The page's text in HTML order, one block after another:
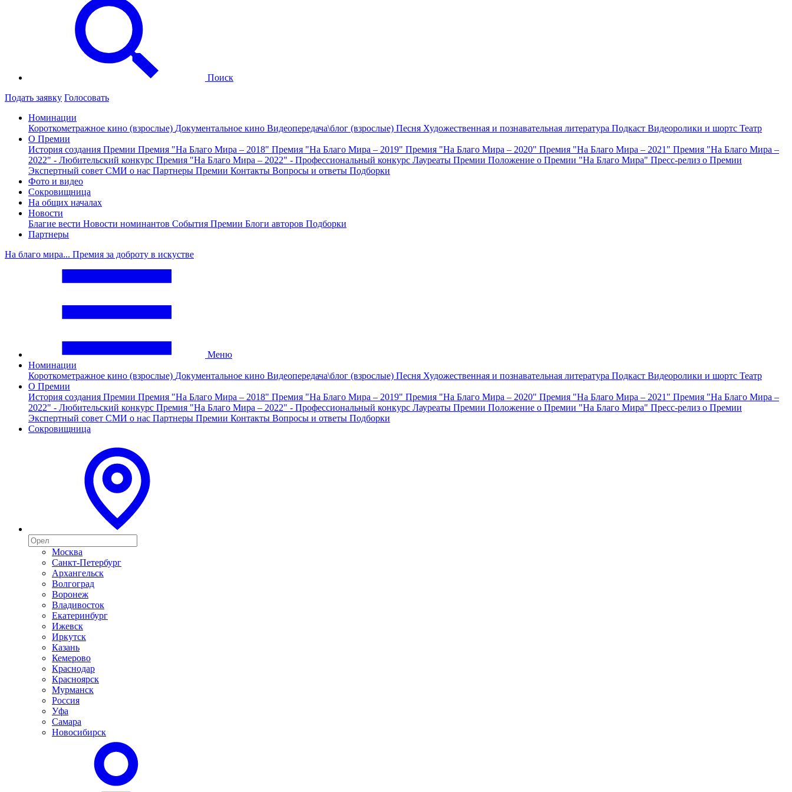
Поиск
Подать заявку Голосовать
Номинации
Короткометражное кино (взрослые) Документальное кино Видеопередача\блог (взрослые) Песня Художественная и познавательная литература Подкаст Видеоролики и шортс Театр
О Премии
История создания Премии Премия "На Благо Мира – 2018" Премия "На Благо Мира – 2019" Премия "На Благо Мира – 2020" Премия "На Благо Мира – 2021" Премия "На Благо Мира –
2022" - Любительский конкурс Премия "На Благо Мира – 2022" - Профессиональный конкурс Лауреаты Премии Положение о Премии "На Благо Мира" Пресс-релиз о Премии
Экспертный совет СМИ о нас Партнеры Премии Контакты Вопросы и ответы Подборки
Фото и видео
Сокровищница
На общих началах
Новости
Благие вести Новости номинантов События Премии Блоги авторов Подборки
Партнеры
На благо мира... Премия за доброту в искустве
Меню
Номинации
Короткометражное кино (взрослые) Документальное кино Видеопередача\блог (взрослые) Песня Художественная и познавательная литература Подкаст Видеоролики и шортс Театр
О Премии
История создания Премии Премия "На Благо Мира – 2018" Премия "На Благо Мира – 2019" Премия "На Благо Мира – 2020" Премия "На Благо Мира – 2021" Премия "На Благо Мира –
2022" - Любительский конкурс Премия "На Благо Мира – 2022" - Профессиональный конкурс Лауреаты Премии Положение о Премии "На Благо Мира" Пресс-релиз о Премии
Экспертный совет СМИ о нас Партнеры Премии Контакты Вопросы и ответы Подборки
Сокровищница
Москва
Санкт-Петербург
Архангельск
Волгоград
Воронеж
Владивосток
Екатеринбург
Ижевск
Иркутск
Казань
Кемерово
Краснодар
Красноярск
Мурманск
Россия
Уфа
Самара
Новосибирск